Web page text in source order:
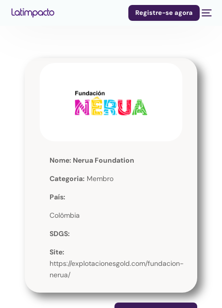
Registre-se agora
Nome: Nerua Foundation
Categoria: Membro
País:
Colômbia
SDGS:
Site:
https://explotacionesgold.com/fundacion-
nerua/